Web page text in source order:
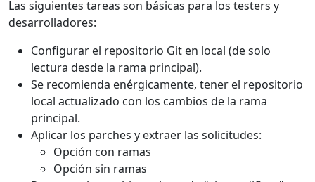
Las siguientes tareas son básicas para los testers y
desarrolladores:
Configurar el repositorio Git en local (de solo
lectura desde la rama principal).
Se recomienda enérgicamente, tener el repositorio
local actualizado con los cambios de la rama
principal.
Aplicar los parches y extraer las solicitudes:
Opción con ramas
Opción sin ramas